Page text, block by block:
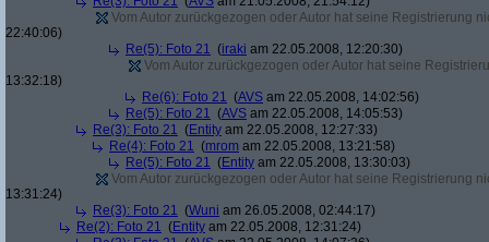
Vom Autor zurückgezogen oder Autor hat seine Registrierung
22:40:06)
Re(5): Foto 21 (iraki am 22.05.2008, 12:20:30)
Vom Autor zurückgezogen oder Autor hat seine
13:32:18)
Re(6): Foto 21 (AVS am 22.05.2008, 14:02:56)
Re(5): Foto 21 (AVS am 22.05.2008, 14:05:53)
Re(3): Foto 21 (Entity am 22.05.2008, 12:27:33)
Re(4): Foto 21 (mrom am 22.05.2008, 13:21:58)
Re(5): Foto 21 (Entity am 22.05.2008, 13:30:03)
Vom Autor zurückgezogen oder Autor hat seine Registrierung
13:31:24)
Re(3): Foto 21 (Wuni am 26.05.2008, 02:44:17)
Re(2): Foto 21 (Entity am 22.05.2008, 12:31:24)